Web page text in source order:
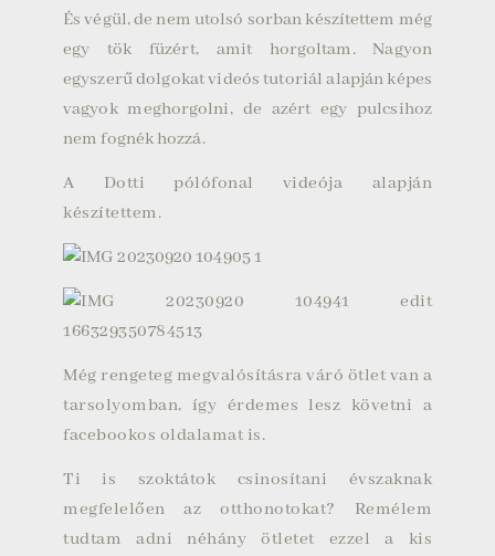
És végül, de nem utolsó sorban készítettem még
egy tök füzért, amit horgoltam. Nagyon
egyszerű dolgokat videós tutoriál alapján képes
vagyok meghorgolni, de azért egy pulcsihoz
nem fognék hozzá.
A Dotti pólófonal videója alapján
készítettem.
Még rengeteg megvalósításra váró ötlet van a
tarsolyomban, így érdemes lesz követni a
facebookos oldalamat is.
Ti is szoktátok csinosítani évszaknak
megfelelően az otthonotokat? Remélem
tudtam adni néhány ötletet ezzel a kis